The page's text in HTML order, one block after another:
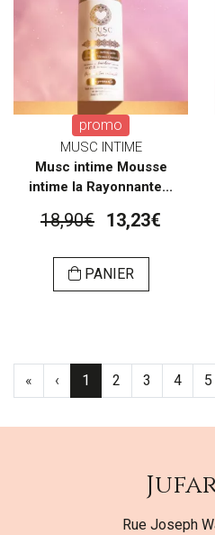
promo
MUSC INTIME
Musc intime Mousse
intime la Rayonnante...
18,90€ 13,23€
PANIER
« ‹ 1 2 3 4 5
Rue Joseph